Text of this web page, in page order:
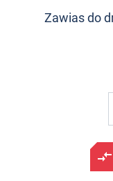
Zawias do